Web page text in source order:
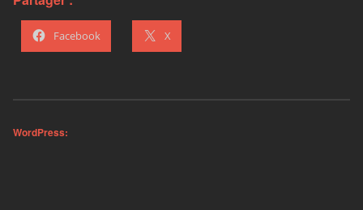
Facebook X
WordPress: